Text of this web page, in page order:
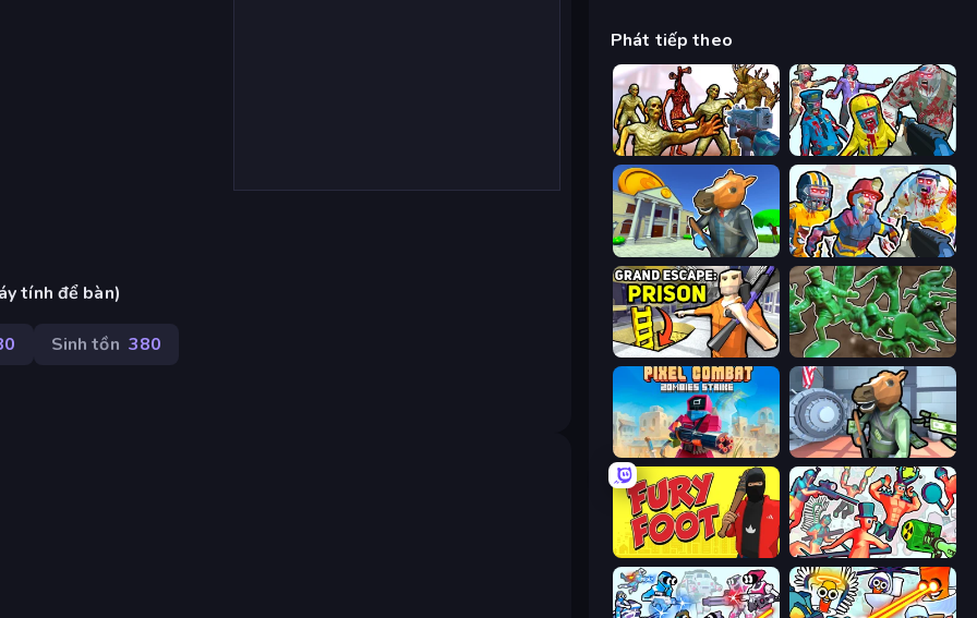
tính để bàn)
Sinh tồn 380
Phát tiếp theo
Monster Shooter Apocalypse Zombies Shooter
Bank Robbery 3 Zombies Shooter: Part 2
Grand Escape: Prison Soldiers - Capture and Control!
Pixel Combat: Zombies Strike Bank Robbery
Fury Foot Funny Shooter 2